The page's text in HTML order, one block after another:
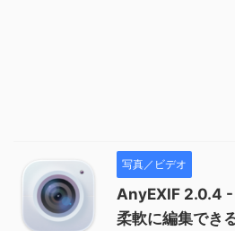
写真／ビデオ
AnyEXIF 2.0.4 -
柔軟に編集でき